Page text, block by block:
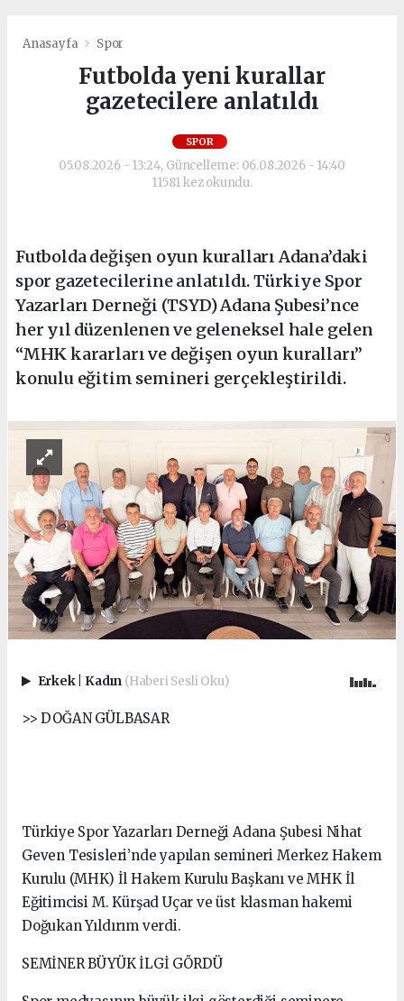
Anasayfa Spor
Futbolda yeni kurallar
gazetecilere anlatıldı
SPOR
05.08.2026 - 13:24, Güncelleme: 06.08.2026 - 14:40
11581 kez okundu.
Futbolda değişen oyun kuralları Adana’daki
spor gazetecilerine anlatıldı. Türkiye Spor
Yazarları Derneği (TSYD) Adana Şubesi’nce
her yıl düzenlenen ve geleneksel hale gelen
“MHK kararları ve değişen oyun kuralları”
konulu eğitim semineri gerçekleştirildi.
Erkek Kadın (Haberi Sesli Oku)
>> DOĞAN GÜLBASAR
Türkiye Spor Yazarları Derneği Adana Şubesi Nihat
Geven Tesisleri’nde yapılan semineri Merkez Hakem
Kurulu (MHK) İl Hakem Kurulu Başkanı ve MHK İl
Eğitimcisi M. Kürşad Uçar ve üst klasman hakemi
Doğukan Yıldırım verdi.
SEMİNER BÜYÜK İLGİ GÖRDÜ